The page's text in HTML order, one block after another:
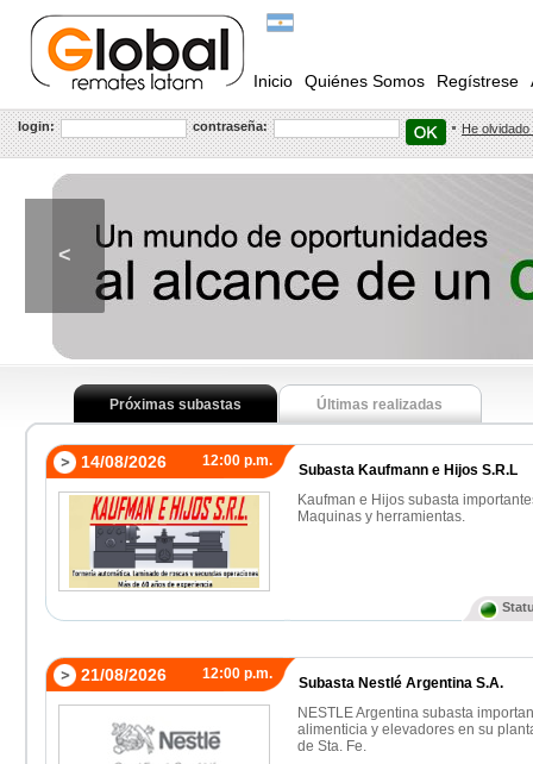
Inicio Quiénes Somos Regístrese
login: contraseña: He
<
Próximas subastas Últimas realizadas
14/08/2026 12:00 p.m.
Subasta Kaufmann e Hijos S.R.L
Kaufman e Hijos subasta
Maquinas y herramientas.
21/08/2026 12:00 p.m.
Subasta Nestlé Argentina S.A.
NESTLE Argentina subasta
alimenticia y elevadores en su
de Sta. Fe.